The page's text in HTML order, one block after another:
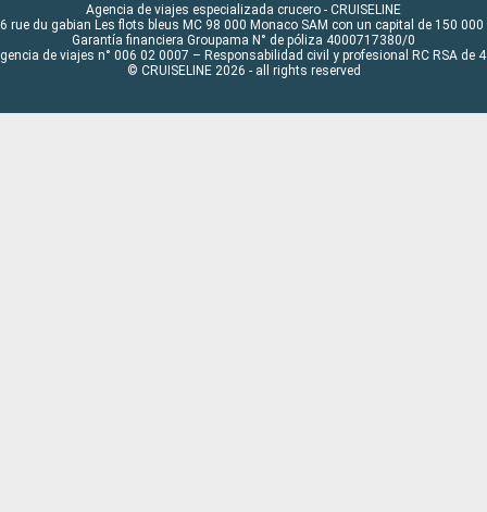
Agencia de viajes especializada crucero - CRUISELINE
rue du gabian Les flots bleus MC 98 000 Monaco SAM con un capital de 150 000
Garantía financiera Groupama N° de póliza 4000717380/0
de viajes n° 006 02 0007 – Responsabilidad civil y profesional RC RSA de
© CRUISELINE 2026 - all rights reserved